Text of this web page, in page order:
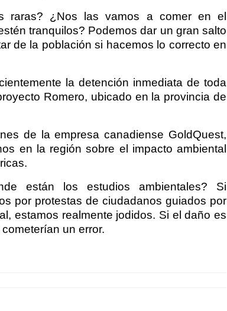
raras? ¿Nos las vamos a comer en el
tranquilos? Podemos dar un gran salto
de la población si hacemos lo correcto en
la detención inmediata de toda
Romero, ubicado en la provincia de
de la empresa canadiense GoldQuest,
en la región sobre el impacto ambiental
están los estudios ambientales? Si
por protestas de ciudadanos guiados por
estamos realmente jodidos. Si el daño es
un error.